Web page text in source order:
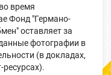
время
Фонд "Германо-
оставляет за
фотографии в
(в докладах,
ресурсах).